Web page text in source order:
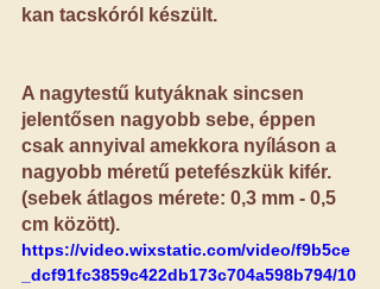
kan tacskóról készült.
A nagytestű kutyáknak sincsen
jelentősen nagyobb sebe, éppen
csak annyival amekkora nyíláson a
nagyobb méretű petefészkük kifér.
(sebek átlagos mérete: 0,3 mm - 0,5
cm között).
https://video.wixstatic.com/video/f9b5ce
_dcf91fc3859c422db173c704a598b794/10